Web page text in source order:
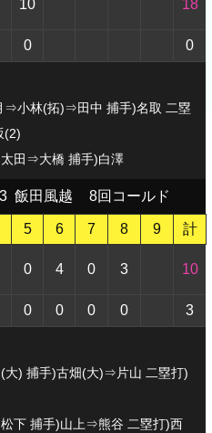
10 18
0 0
⇒小林(拓)⇒田中 捕手)名取 二塁
(2)
田⇒大橋 捕手)白澤
3 飯田風越 8回コールド
5 6 7 8 9
計
0 4 0 3 10
0 0 0 0 3
大) 捕手)古畑(大)⇒片山 二塁打)
下 捕手)山上⇒熊谷 二塁打)西